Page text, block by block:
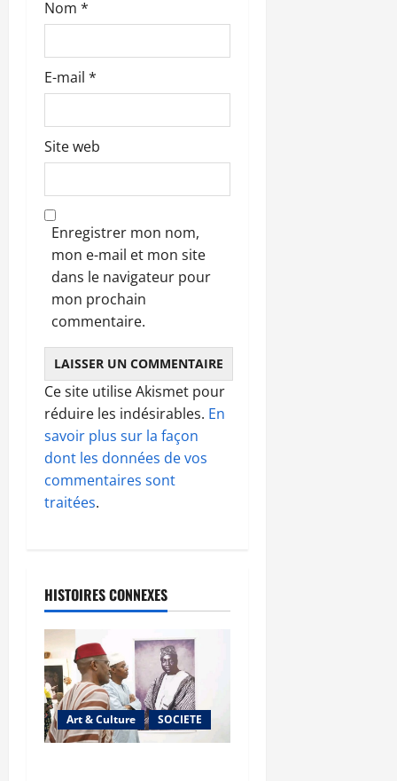
l
Nom *
E-mail *
Site web
Enregistrer mon nom,
mon e-mail et mon site
dans le navigateur pour
mon prochain
commentaire.
Ce site utilise Akismet pour
réduire les indésirables. En
savoir plus sur la façon
dont les données de vos
commentaires sont
traitées.
HISTOIRES CONNEXES
Art & Culture SOCIETE